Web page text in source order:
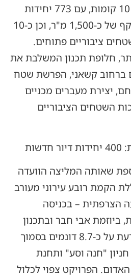
קומות ושני מבנים בני 10 קומות, עם 773 יחידות
דיור, שטחי מסחר בהיקף של כ-1,500 מ"ר, וכן כ-10
ציבוריים פתוחים.
חלופת תכנון המשלבת את
ברחוב קשאני, הפרשת שטח
יצירת מעברים מכניים
השטחים הציבוריים
שאותה המליצה הוועדה
הקמת רובע עירוני מעורב
הצרפתית – בכניסה
ביוזמת אבי חבר ובתכנון
פרוס אדריכלים, משתרעת על כ-8.7 דונמים בסמוך
חניון "חנה וסע" ותחנת
הפרויקט צפוי לכלול